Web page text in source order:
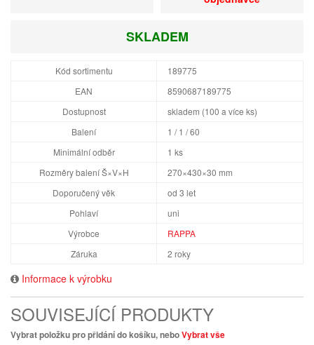
SKLADEM
Kód sortimentu
189775
EAN
8590687189775
Dostupnost
skladem (100 a více ks)
Balení
1 / 1 / 60
Minimální odběr
1 ks
Rozměry balení Š×V×H
270×430×30 mm
Doporučený věk
od 3 let
Pohlaví
uni
Výrobce
RAPPA
Záruka
2 roky
Informace k výrobku
SOUVISEJÍCÍ PRODUKTY
Vybrat položku pro přidání do košíku, neboVybrat vše